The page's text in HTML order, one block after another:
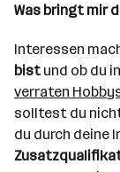
Was bringt mir
Interessen
bist und ob du
verraten
solltest du
du durch deine